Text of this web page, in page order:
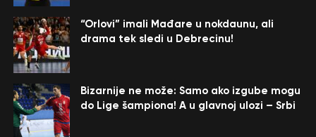
“Orlovi” imali Mađare u nokdaunu, ali
drama tek sledi u Debrecinu!
Bizarnije ne može: Samo ako izgube mogu
do Lige šampiona! A u glavnoj ulozi – Srbi